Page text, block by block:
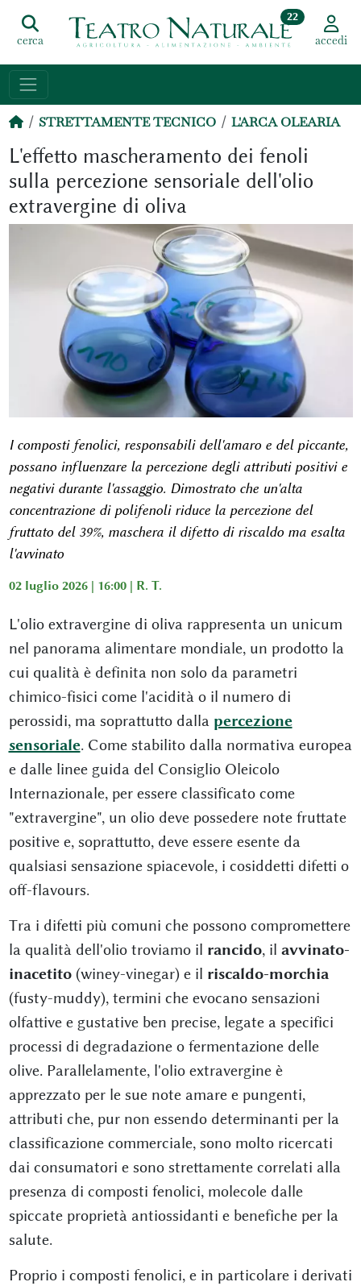
cerca
22
accedi
STRETTAMENTE TECNICO L'ARCA OLEARIA
L'effetto mascheramento dei fenoli
sulla percezione sensoriale dell'olio
extravergine di oliva
I composti fenolici, responsabili dell'amaro e del piccante,
possano influenzare la percezione degli attributi positivi e
negativi durante l'assaggio. Dimostrato che un'alta
concentrazione di polifenoli riduce la percezione del
fruttato del 39%, maschera il difetto di riscaldo ma esalta
l'avvinato
02 luglio 2026 | 16:00 | R. T.
L'olio extravergine di oliva rappresenta un unicum
nel panorama alimentare mondiale, un prodotto la
cui qualità è definita non solo da parametri
chimico-fisici come l'acidità o il numero di
perossidi, ma soprattutto dalla percezione
sensoriale. Come stabilito dalla normativa europea
e dalle linee guida del Consiglio Oleicolo
Internazionale, per essere classificato come
"extravergine", un olio deve possedere note fruttate
positive e, soprattutto, deve essere esente da
qualsiasi sensazione spiacevole, i cosiddetti difetti o
off-flavours.
Tra i difetti più comuni che possono compromettere
la qualità dell'olio troviamo il rancido, il avvinato-
inacetito(winey-vinegar) e il riscaldo-morchia
(fusty-muddy), termini che evocano sensazioni
olfattive e gustative ben precise, legate a specifici
processi di degradazione o fermentazione delle
olive. Parallelamente, l'olio extravergine è
apprezzato per le sue note amare e pungenti,
attributi che, pur non essendo determinanti per la
classificazione commerciale, sono molto ricercati
dai consumatori e sono strettamente correlati alla
presenza di composti fenolici, molecole dalle
spiccate proprietà antiossidanti e benefiche per la
salute.
Proprio i composti fenolici, e in particolare i derivati